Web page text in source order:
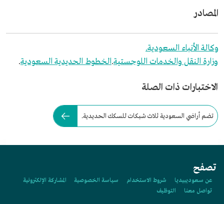
المصادر
وكالة الأنباء السعودية.
وزارة النقل والخدمات اللوجستية.الخطوط الحديدية السعودية.
الاختبارات ذات الصلة
تضم أراضي السعودية ثلاث شبكات للسكك الحديدية.
تصفح
عن سعوديبيديا شروط الاستخدام سياسة الخصوصية
المشاركة الإلكترونية
تواصل معنا
التوظيف